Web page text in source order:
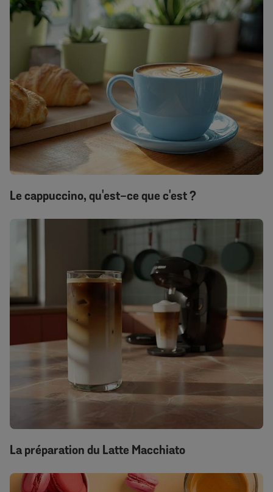
Le cappuccino, qu'est-ce que c'est ?
La préparation du Latte Macchiato